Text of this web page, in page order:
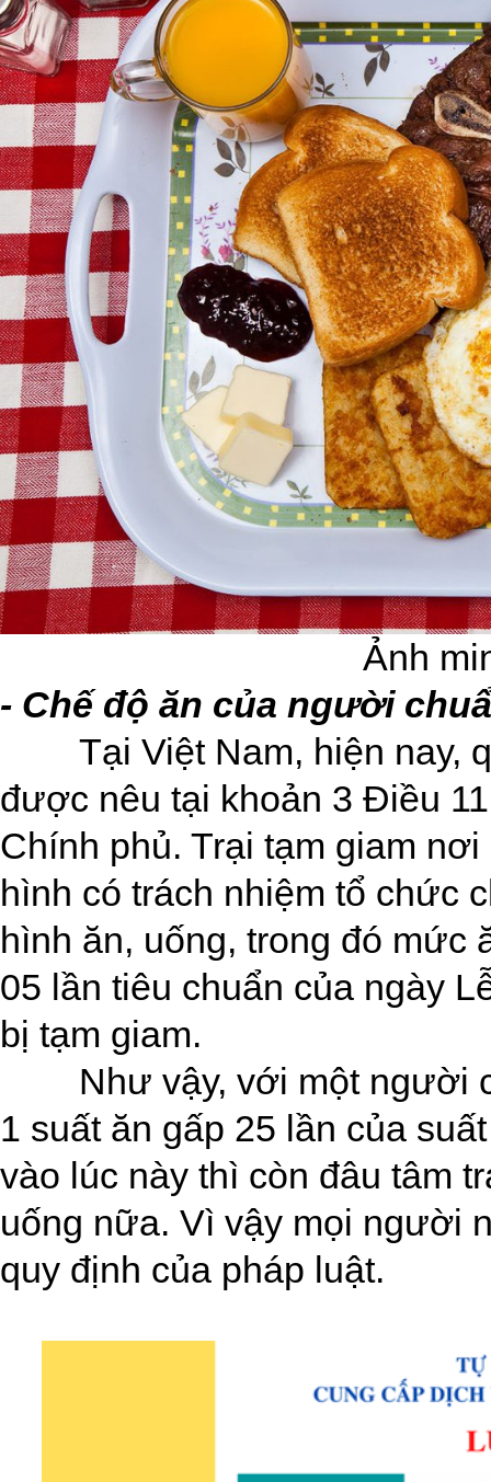
Ảnh
- Chế độ ăn của người
Tại Việt Nam, hiện nay,
được nêu tại khoản 3 Điều
Chính phủ. Trại tạm giam
hình có trách nhiệm tổ chức
hình ăn, uống, trong đó
05 lần tiêu chuẩn của ngày
bị tạm giam.
Như vậy, với một người
1 suất ăn gấp 25 lần của
vào lúc này thì còn đâu tâm
uống nữa. Vì vậy mọi người
quy định của pháp luật.